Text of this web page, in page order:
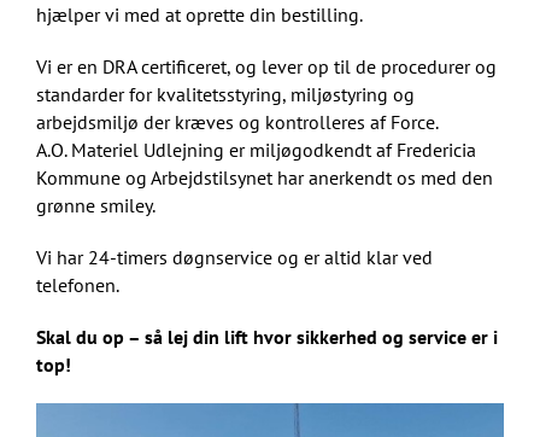
hjælper vi med at oprette din bestilling.
Vi er en DRA certificeret, og lever op til de procedurer og
standarder for kvalitetsstyring, miljøstyring og
arbejdsmiljø der kræves og kontrolleres af Force.
A.O. Materiel Udlejning er miljøgodkendt af Fredericia
Kommune og Arbejdstilsynet har anerkendt os med den
grønne smiley.
Vi har 24-timers døgnservice og er altid klar ved
telefonen.
Skal du op – så lej din lift hvor sikkerhed og service er i
top!